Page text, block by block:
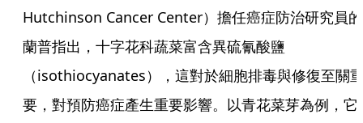
Hutchinson Cancer Center）擔任癌症防治研究員的
蘭普指出，十字花科蔬菜富含異硫氰酸鹽
（isothiocyanates），這對於細胞排毒與修復至關
要，對預防癌症產生重要影響。以青花菜芽為例，它